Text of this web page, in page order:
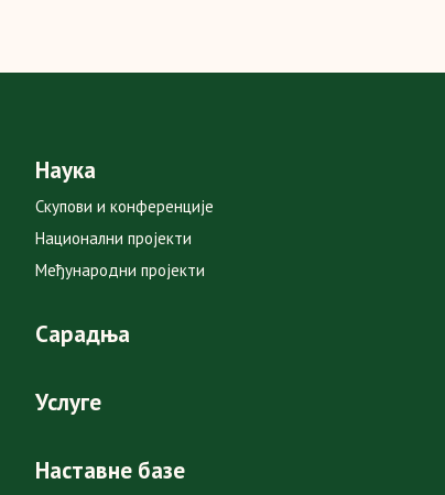
Наука
Скупови и конференције
Национални пројекти
Међународни пројекти
Сарадња
Услуге
Наставне базе